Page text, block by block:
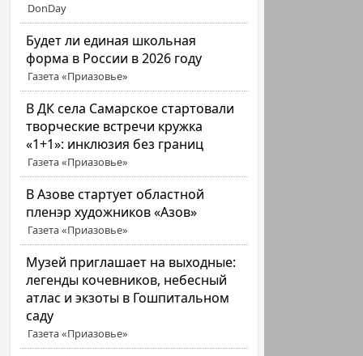
DonDay
Будет ли единая школьная
форма в России в 2026 году
Газета «Приазовье»
В ДК села Самарское стартовали
творческие встречи кружка
«1+1»: инклюзия без границ
Газета «Приазовье»
В Азове стартует областной
пленэр художников «Азов»
Газета «Приазовье»
Музей приглашает на выходные:
легенды кочевников, небесный
атлас и экзоты в Гошпитальном
саду
Газета «Приазовье»